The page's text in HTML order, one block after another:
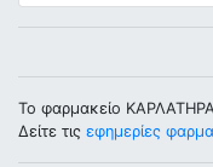
Το φαρμακείο
Δείτε τις εφημερίες